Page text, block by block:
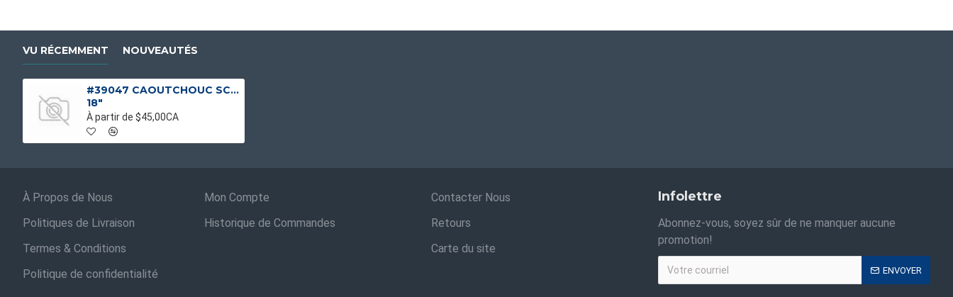
VU RÉCEMMENT NOUVEAUTÉS
#39047 CAOUTCHOUC SCELLEUSE 18
18"
À partir de $45,00CA
À Propos de Nous
Politiques de Livraison
Termes & Conditions
Politique de confidentialité
Mon Compte
Historique de Commandes
Contacter Nous
Retours
Carte du site
Infolettre
Abonnez-vous, soyez sûr de ne manquer aucune
promotion!
ENVOYER